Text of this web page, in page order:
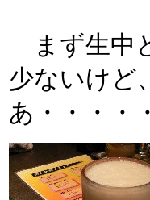
まず生中
少ないけど
あ・・・・